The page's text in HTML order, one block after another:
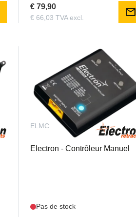
€ 79,90
€ 66,03 TVA excl. mail
ELMC
Electron - Contrôleur Manuel
Pas de stock